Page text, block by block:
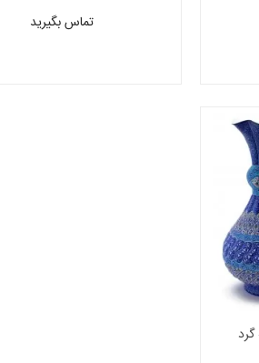
تماس بگیرید